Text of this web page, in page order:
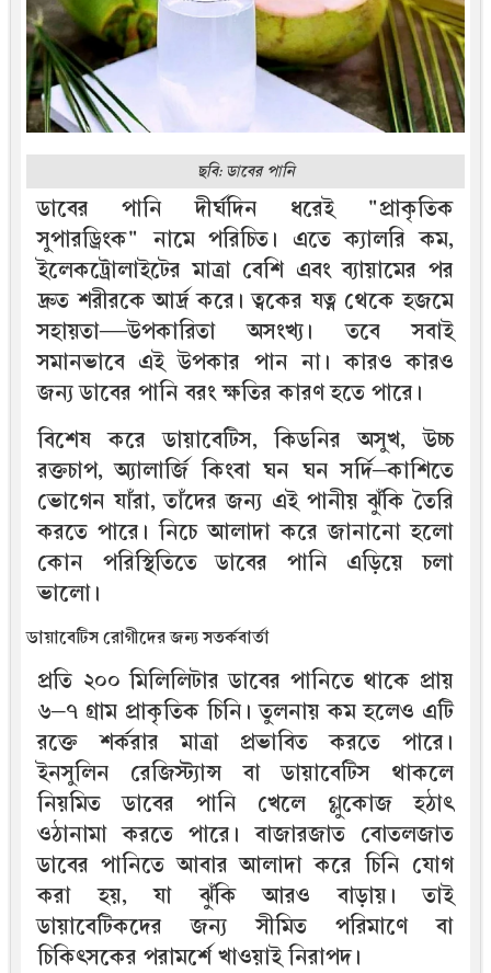
ছবি: ডাবের পানি
ডাবের পানি দীর্ঘদিন ধরেই "প্রাকৃতিক
সুপারড্রিংক" নামে পরিচিত। এতে ক্যালরি কম,
ইলেকট্রোলাইটের মাত্রা বেশি এবং ব্যায়ামের পর
দ্রুত শরীরকে আর্দ্র করে। ত্বকের যত্ন থেকে হজমে
সহায়তা—উপকারিতা অসংখ্য। তবে সবাই
সমানভাবে এই উপকার পান না। কারও কারও
জন্য ডাবের পানি বরং ক্ষতির কারণ হতে পারে।
বিশেষ করে ডায়াবেটিস, কিডনির অসুখ, উচ্চ
রক্তচাপ, অ্যালার্জি কিংবা ঘন ঘন সর্দি–কাশিতে
ভোগেন যাঁরা, তাঁদের জন্য এই পানীয় ঝুঁকি তৈরি
করতে পারে। নিচে আলাদা করে জানানো হলো
কোন পরিস্থিতিতে ডাবের পানি এড়িয়ে চলা
ভালো।
ডায়াবেটিস রোগীদের জন্য সতর্কবার্তা
প্রতি ২০০ মিলিলিটার ডাবের পানিতে থাকে প্রায়
৬–৭ গ্রাম প্রাকৃতিক চিনি। তুলনায় কম হলেও এটি
রক্তে শর্করার মাত্রা প্রভাবিত করতে পারে।
ইনসুলিন রেজিস্ট্যান্স বা ডায়াবেটিস থাকলে
নিয়মিত ডাবের পানি খেলে গ্লুকোজ হঠাৎ
ওঠানামা করতে পারে। বাজারজাত বোতলজাত
ডাবের পানিতে আবার আলাদা করে চিনি যোগ
করা হয়, যা ঝুঁকি আরও বাড়ায়। তাই
ডায়াবেটিকদের জন্য সীমিত পরিমাণে বা
চিকিৎসকের পরামর্শে খাওয়াই নিরাপদ।